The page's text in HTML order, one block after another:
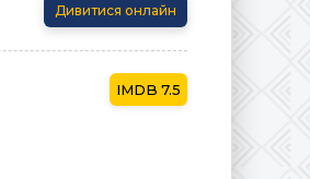
Дивитися онлайн
7.5